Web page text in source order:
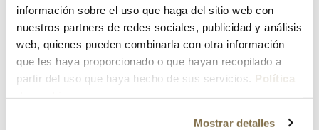
información sobre el uso que haga del sitio web con
nuestros partners de redes sociales, publicidad y análisis
web, quienes pueden combinarla con otra información
que les haya proporcionado o que hayan recopilado a
partir del uso que haya hecho de sus servicios. Política
Mostrar detalles
¿Has olvidado tu contraseña?